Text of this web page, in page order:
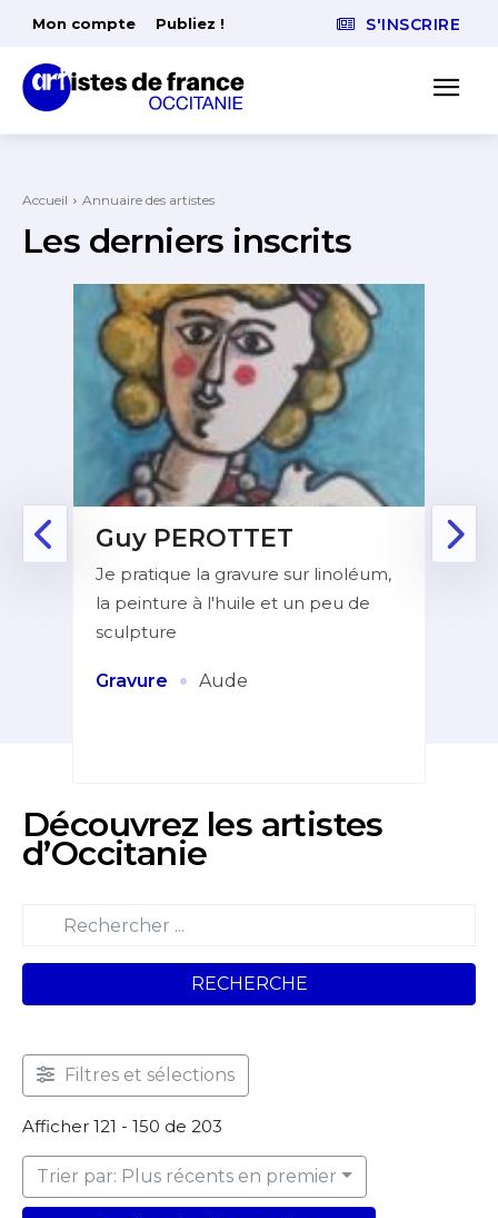
Mon compte Publiez ! S'INSCRIRE
Accueil Annuaire des artistes
Les derniers inscrits
Guy PEROTTET
Je pratique la gravure sur linoléum,
la peinture à l'huile et un peu de
sculpture
Gravure · Aude
Découvrez les artistes
d’Occitanie
RECHERCHE
Filtres et sélections
Afficher 121 - 150 de 203
Trier par: Plus récents en premier